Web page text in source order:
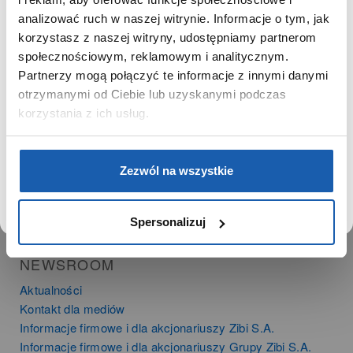
analizować ruch w naszej witrynie. Informacje o tym, jak
korzystasz z naszej witryny, udostępniamy partnerom
społecznościowym, reklamowym i analitycznym.
Partnerzy mogą połączyć te informacje z innymi danymi
otrzymanymi od Ciebie lub uzyskanymi podczas
korzystania z ich usług.
Zezwól na wszystkie
Spersonalizuj
PRODUKTY
Zegarki
Instrumenty muzyczne
Kalkulatory
SIECI SPRZEDAŻY
Salony muzyczne Riff
NEWSROOM
Aktualności
Kontakt dla mediów
Informacje firmowe i dla akcjonariuszy Zibi S.A.
Informacje firmowe i dla akcjonariuszy Grupy Zibi S.A.
SZANOWNA UŻYTKOWNICZKO
Używamy plików cookie w celach analitycznych,
statystycznych i marketingowych, w tym aby analizować
ruch w tej witrynie, optymalizować jej działanie oraz
zapamiętywać Twoje preferencje.